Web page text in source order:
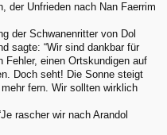
der Unfrieden nach Nan Faerrim
der Schwanenritter von Dol
sagte: “Wir sind dankbar für
einen Ortskundigen auf
Doch seht! Die Sonne steigt
fern. Wir sollten wirklich
rascher wir nach Arandol